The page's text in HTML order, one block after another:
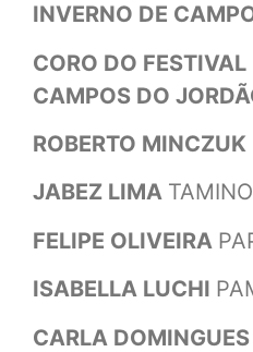
INVERNO DE
CORO DO
CAMPOS DO
ROBERTO MINCZUK
JABEZ LIMA TAMINO
FELIPE OLIVEIRA
ISABELLA LUCHI
CARLA DOMINGUES